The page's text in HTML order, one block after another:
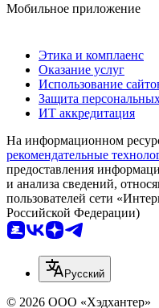
Мобильное приложение
Этика и комплаенс
Оказание услуг
Использование
Защита
ИТ аккредитация
На информационном
рекомендательные
предоставления
и анализа сведений,
пользователей сети
Российской Федерации)
Русский
© 2026 ООО «Хэдхантер»